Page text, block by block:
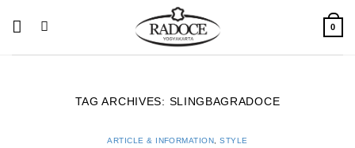
content
0
TAG ARCHIVES: SLINGBAGRADOCE
ARTICLE & INFORMATION ,STYLE